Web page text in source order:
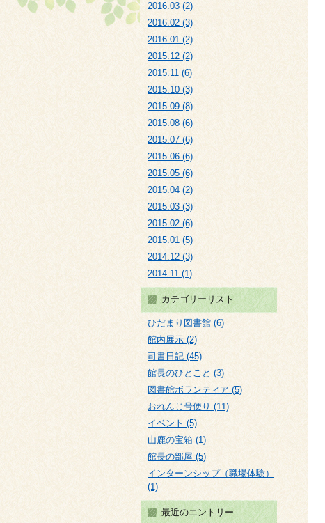
2016.03 (2)
2016.02 (3)
2016.01 (2)
2015.12 (2)
2015.11 (6)
2015.10 (3)
2015.09 (8)
2015.08 (6)
2015.07 (6)
2015.06 (6)
2015.05 (6)
2015.04 (2)
2015.03 (3)
2015.02 (6)
2015.01 (5)
2014.12 (3)
2014.11 (1)
カテゴリーリスト
ひだまり図書館 (6)
館内展示 (2)
司書日記 (45)
館長のひとこと (3)
図書館ボランティア (5)
おれんじ号便り (11)
イベント (5)
山鹿の宝箱 (1)
館長の部屋 (5)
インターンシップ（職場体験）
(1)
最近のエントリー